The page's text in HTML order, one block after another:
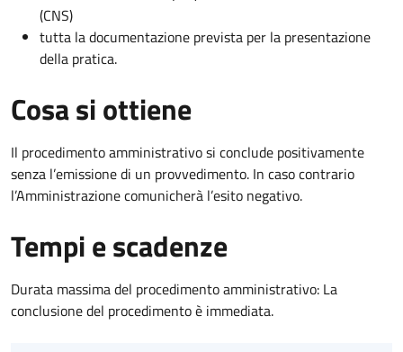
(CNS)
tutta la documentazione prevista per la presentazione
della pratica.
Cosa si ottiene
Il procedimento amministrativo si conclude positivamente
senza l’emissione di un provvedimento. In caso contrario
l’Amministrazione comunicherà l’esito negativo.
Tempi e scadenze
Durata massima del procedimento amministrativo: La
conclusione del procedimento è immediata.